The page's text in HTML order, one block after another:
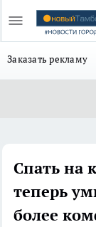
Заказать рекламу
Спать на
теперь
более